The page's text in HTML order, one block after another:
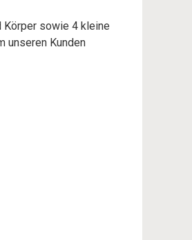
Körper sowie 4 kleine
unseren Kunden